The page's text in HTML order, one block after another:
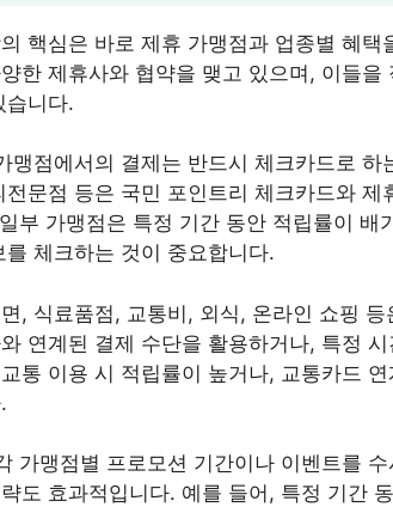
핵심은 바로 제휴 가맹점과 업종별 혜
한 제휴사와 협약을 맺고 있으며, 이들
습니다.
맹점에서의 결제는 반드시 체크카드로
전문점 등은 국민 포인트리 체크카드와
부 가맹점은 특정 기간 동안 적립률이
를 체크하는 것이 중요합니다.
, 식료품점, 교통비, 외식, 온라인 쇼핑
연계된 결제 수단을 활용하거나, 특정
통 이용 시 적립률이 높거나, 교통카드
가맹점별 프로모션 기간이나 이벤트를
도 효과적입니다. 예를 들어, 특정 기간